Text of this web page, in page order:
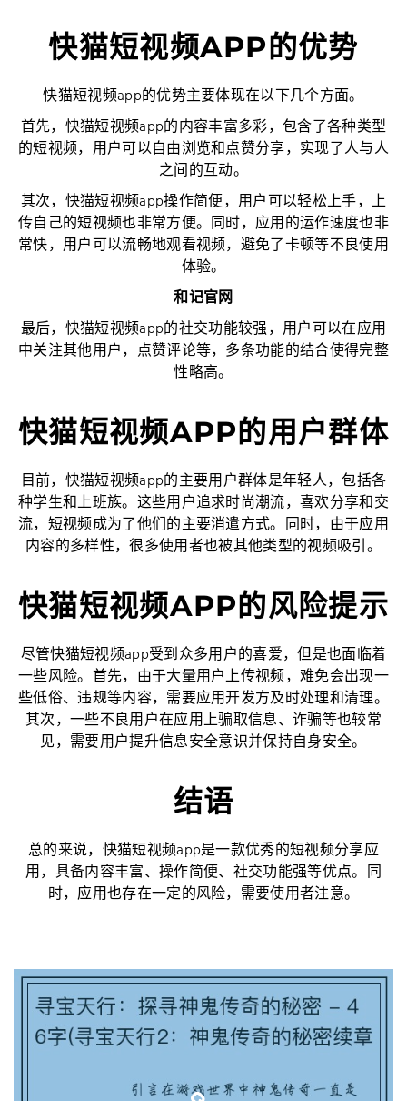
快猫短视频APP的优势
快猫短视频app的优势主要体现在以下几个方面。
首先，快猫短视频app的内容丰富多彩，包含了各种类型
的短视频，用户可以自由浏览和点赞分享，实现了人与人
之间的互动。
其次，快猫短视频app操作简便，用户可以轻松上手，上
传自己的短视频也非常方便。同时，应用的运作速度也非
常快，用户可以流畅地观看视频，避免了卡顿等不良使用
体验。
和记官网
最后，快猫短视频app的社交功能较强，用户可以在应用
中关注其他用户，点赞评论等，多条功能的结合使得完整
性略高。
快猫短视频APP的用户群体
目前，快猫短视频app的主要用户群体是年轻人，包括各
种学生和上班族。这些用户追求时尚潮流，喜欢分享和交
流，短视频成为了他们的主要消遣方式。同时，由于应用
内容的多样性，很多使用者也被其他类型的视频吸引。
快猫短视频APP的风险提示
尽管快猫短视频app受到众多用户的喜爱，但是也面临着
一些风险。首先，由于大量用户上传视频，难免会出现一
些低俗、违规等内容，需要应用开发方及时处理和清理。
其次，一些不良用户在应用上骗取信息、诈骗等也较常
见，需要用户提升信息安全意识并保持自身安全。
结语
总的来说，快猫短视频app是一款优秀的短视频分享应
用，具备内容丰富、操作简便、社交功能强等优点。同
时，应用也存在一定的风险，需要使用者注意。